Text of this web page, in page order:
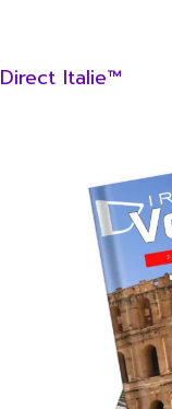
Direct Italie™